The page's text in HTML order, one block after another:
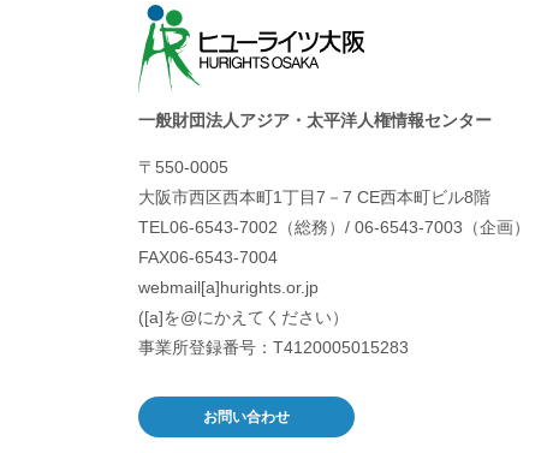
一般財団法人アジア・太平洋人権情報センター
〒550-0005
大阪市西区西本町1丁目7－7 CE西本町ビル8階
TEL06-6543-7002（総務）/ 06-6543-7003（企画）
FAX06-6543-7004
webmail[a]hurights.or.jp
([a]を@にかえてください）
事業所登録番号：T4120005015283
お問い合わせ